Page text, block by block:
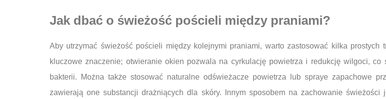
Jak dbać o świeżość pościeli między praniami?
Aby utrzymać świeżość pościeli między kolejnymi praniami, warto zastosować kilka
kluczowe znaczenie; otwieranie okien pozwala na cyrkulację powietrza i redukcję wilgoci,
bakterii. Można także stosować naturalne odświeżacze powietrza lub spraye zapachowe
zawierają one substancji drażniących dla skóry. Innym sposobem na zachowanie